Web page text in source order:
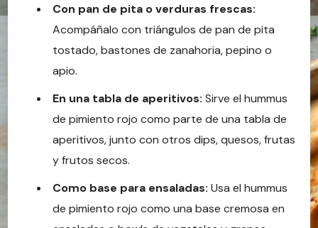
Con pan de pita o verduras frescas:
Acompáñalo con triángulos de pan de pita
tostado, bastones de zanahoria, pepino o
apio.
En una tabla de aperitivos: Sirve el hummus
de pimiento rojo como parte de una tabla de
aperitivos, junto con otros dips, quesos, frutas
y frutos secos.
Como base para ensaladas: Usa el hummus
de pimiento rojo como una base cremosa en